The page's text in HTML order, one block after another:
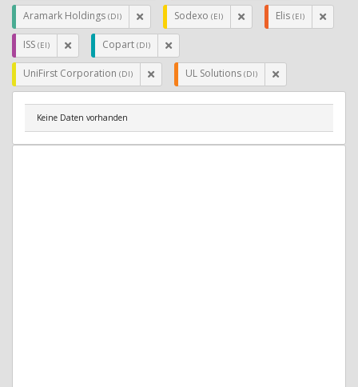
Aramark Holdings (DI) Sodexo (EI) Elis (EI)
ISS (EI) Copart (DI)
UniFirst Corporation (DI) UL Solutions (DI)
Keine Daten vorhanden